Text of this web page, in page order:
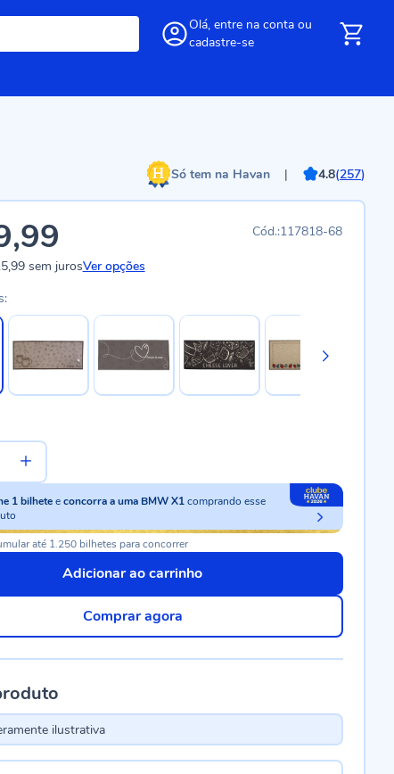
Olá, entre na conta ou
cadastre-se
Só tem na Havan | 4.8(257)
117818-68
sem jurosVer opções
1 bilhete econcorra a uma BMW X1comprando esse
até 1.250 bilhetes para concorrer
Adicionar ao carrinho
Comprar agora
ilustrativa